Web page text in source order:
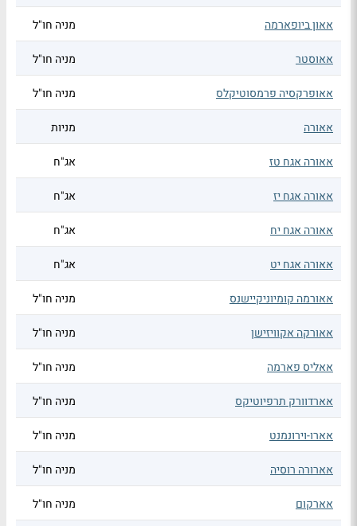
אאון ביופארמה מניה חו"ל
אאוסטר מניה חו"ל
אאופרקסיה פרמסוטיקלס מניה חו"ל
אאורה מניות
אאורה אגח טז אג"ח
אאורה אגח יז אג"ח
אאורה אגח יח אג"ח
אאורה אגח יט אג"ח
אאורמה קומיוניקיישנס מניה חו"ל
אאורקה אקוויזישן מניה חו"ל
אאליס פארמה מניה חו"ל
אארדוורק תרפיוטיקס מניה חו"ל
אארו-וירונמנט מניה חו"ל
אארורה רוסיה מניה חו"ל
אארקום מניה חו"ל